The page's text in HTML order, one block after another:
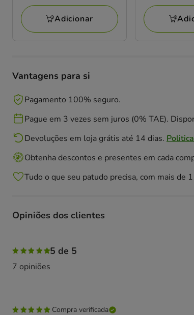
avaliações
29.99€ Adicionar
avaliações
35.99€
Vantagens para si
Pagamento 100% seguro.
Pague em 3 vezes sem juros (0% TAE).
Devoluções em loja grátis até 14 dias.
Obtenha descontos e presentes em cada
Tudo o que seu patudo precisa, com mais de
Opiniões dos clientes
5 de 5
7 opiniões
Compra verificada